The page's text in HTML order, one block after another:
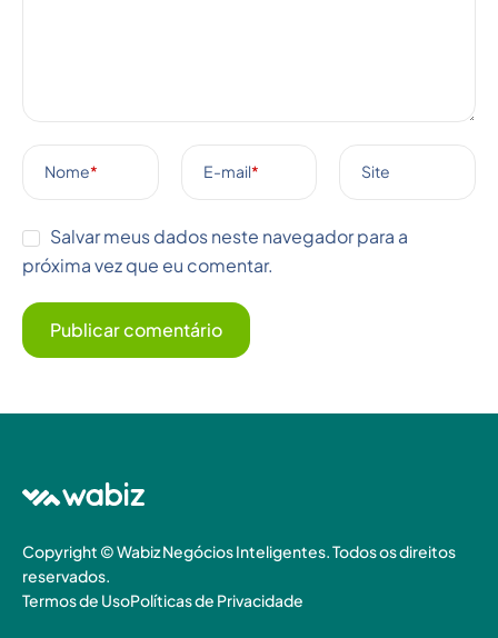
Nome* E-mail* Site
Salvar meus dados neste navegador para a
próxima vez que eu comentar.
Copyright © Wabiz Negócios Inteligentes. Todos os direitos
reservados.
Termos de UsoPolíticas de Privacidade